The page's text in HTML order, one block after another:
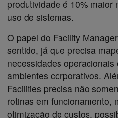
produtividade é 10% maior
uso de sistemas.
O papel do Facility
sentido, já que precisa
necessidades
ambientes corporativos.
Facilities precisa não
rotinas em funcionamento,
otimização de custos,